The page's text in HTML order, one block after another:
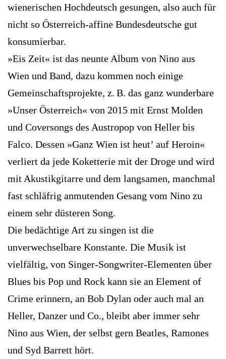
wienerischen Hochdeutsch gesungen, also auch für
nicht so Österreich-affine Bundesdeutsche gut
konsumierbar.
»Eis Zeit« ist das neunte Album von Nino aus
Wien und Band, dazu kommen noch einige
Gemeinschaftsprojekte, z. B. das ganz wunderbare
»Unser Österreich« von 2015 mit Ernst Molden
und Coversongs des Austropop von Heller bis
Falco. Dessen »Ganz Wien ist heut’ auf Heroin«
verliert da jede Koketterie mit der Droge und wird
mit Akustikgitarre und dem langsamen, manchmal
fast schläfrig anmutenden Gesang vom Nino zu
einem sehr düsteren Song.
Die bedächtige Art zu singen ist die
unverwechselbare Konstante. Die Musik ist
vielfältig, von Singer-Songwriter-Elementen über
Blues bis Pop und Rock kann sie an Element of
Crime erinnern, an Bob Dylan oder auch mal an
Heller, Danzer und Co., bleibt aber immer sehr
Nino aus Wien, der selbst gern Beatles, Ramones
und Syd ­Barrett hört.